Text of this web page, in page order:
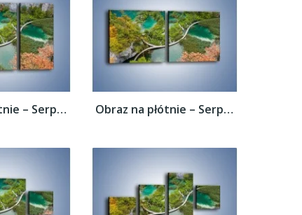
Obraz na płótnie – Serpentyna na wodzie –... Obraz na płótnie – Serpentyna na wodzie –...